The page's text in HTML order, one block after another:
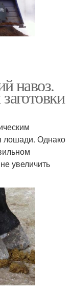
навоз.
лошади. Однако
увеличить